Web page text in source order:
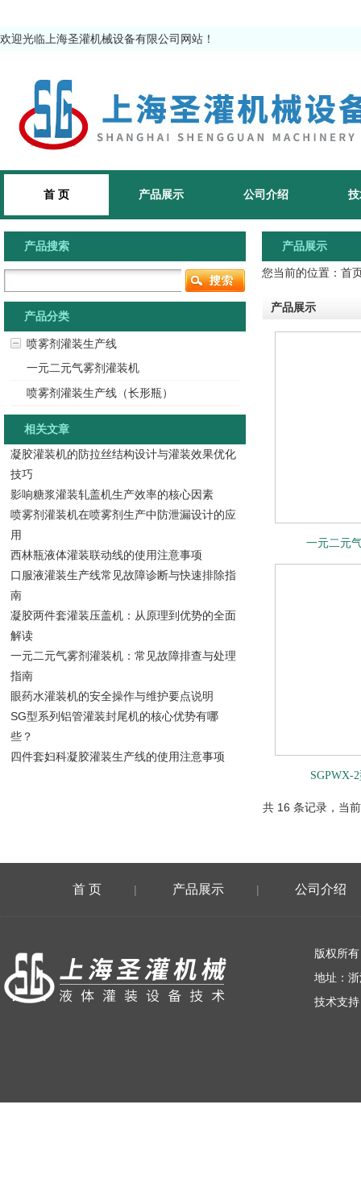
欢迎光临上海圣灌机械设备有限公司网站！
首 页 产品展示 公司介绍
产品展示
您当前的位置： 首
产品展示
一元二元
SGPWX-
共 16 条记录，当
产品搜索
产品分类
喷雾剂灌装生产线
一元二元气雾剂灌装机
喷雾剂灌装生产线（长形瓶）
相关文章
凝胶灌装机的防拉丝结构设计与灌装效果优化
技巧
影响糖浆灌装轧盖机生产效率的核心因素
喷雾剂灌装机在喷雾剂生产中防泄漏设计的应
用
西林瓶液体灌装联动线的使用注意事项
口服液灌装生产线常见故障诊断与快速排除指
南
凝胶两件套灌装压盖机：从原理到优势的全面
解读
一元二元气雾剂灌装机：常见故障排查与处理
指南
眼药水灌装机的安全操作与维护要点说明
SG型系列铝管灌装封尾机的核心优势有哪
些？
四件套妇科凝胶灌装生产线的使用注意事项
首 页 | 产品展示 | 公司介绍
版权所
地址：
技术支